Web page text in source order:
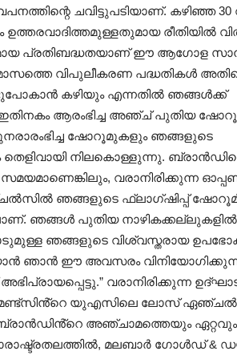
ചവിട്ടുപടിയാണ്‌. കഴിഞ്ഞ 30
രീതിയിൽ
പ്രതിബദ്ധതയാണ് ഈ ആഗോള
വിപുലീകരണ പദ്ധതികൾ
കഴിയും എന്നതിൽ ഞങ്ങൾക്ക്
ആരംഭിച്ച അഞ്ച് പുതിയ
ഷോറൂമുകളും ഞങ്ങളുടെ
നിലകൊള്ളുന്നു.
വരാനിരിക്കുന്ന
ഞങ്ങളുടെ ഫ്ലാഗ്ഷിപ്പ്
ഞങ്ങൾ പുതിയ നാഴികക്കല്ലുകളിൽ
ഞങ്ങളുടെ വിശ്വസ്തരായ
ഞാൻ ഈ അവസരം
വരാനിരിക്കുന്ന
യുഎസിലെ ലോസ്
അഞ്ചാമത്തെയും ഏറ്റവും
മലബാർ ഗോൾഡ് &